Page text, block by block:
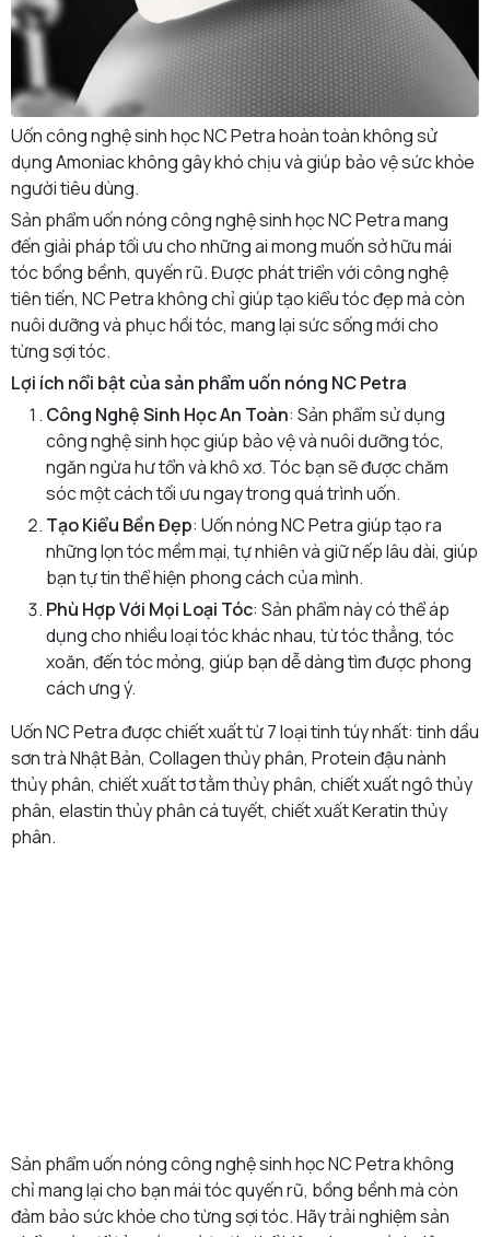
Uốn công nghệ sinh học NC Petra hoàn toàn không sử
dụng Amoniac không gây khó chịu và giúp bảo vệ sức khỏe
người tiêu dùng.
Sản phẩm uốn nóng công nghệ sinh học NC Petra mang
đến giải pháp tối ưu cho những ai mong muốn sở hữu mái
tóc bồng bềnh, quyến rũ. Được phát triển với công nghệ
tiên tiến, NC Petra không chỉ giúp tạo kiểu tóc đẹp mà còn
nuôi dưỡng và phục hồi tóc, mang lại sức sống mới cho
từng sợi tóc.
Lợi ích nổi bật của sản phẩm uốn nóng NC Petra
Công Nghệ Sinh Học An Toàn: Sản phẩm sử dụng
công nghệ sinh học giúp bảo vệ và nuôi dưỡng tóc,
ngăn ngừa hư tổn và khô xơ. Tóc bạn sẽ được chăm
sóc một cách tối ưu ngay trong quá trình uốn.
Tạo Kiểu Bền Đẹp: Uốn nóng NC Petra giúp tạo ra
những lọn tóc mềm mại, tự nhiên và giữ nếp lâu dài, giúp
bạn tự tin thể hiện phong cách của mình.
Phù Hợp Với Mọi Loại Tóc: Sản phẩm này có thể áp
dụng cho nhiều loại tóc khác nhau, từ tóc thẳng, tóc
xoăn, đến tóc mỏng, giúp bạn dễ dàng tìm được phong
cách ưng ý.
Uốn NC Petra được chiết xuất từ 7 loại tinh túy nhất: tinh dầu
sơn trà Nhật Bản, Collagen thủy phân, Protein đậu nành
thủy phân, chiết xuất tơ tằm thủy phân, chiết xuất ngô thủy
phân, elastin thủy phân cá tuyết, chiết xuất Keratin thủy
phân.
Sản phẩm uốn nóng công nghệ sinh học NC Petra không
chỉ mang lại cho bạn mái tóc quyến rũ, bồng bềnh mà còn
đảm bảo sức khỏe cho từng sợi tóc. Hãy trải nghiệm sản